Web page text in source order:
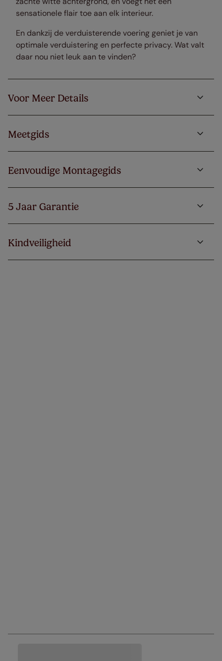
sensationele flair toe aan elk interieur.
En dankzij de verduisterende voering geniet je van
optimale verduistering en perfecte privacy. Wat valt
daar nou niet leuk aan te vinden?
Voor Meer Details
Meetgids
Eenvoudige Montagegids
5 Jaar Garantie
Kindveiligheid